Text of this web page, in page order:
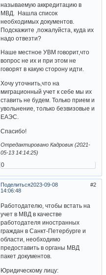
называемую аккредитацию в
МВД. Нашла список
необходимых документов.
Подскажите ,пожалуйста, куда их
надо отвезти?
Наше местное УВМ говорит,что
вопрос не их и при этом не
говорят в какую сторону идти.
Хочу уточнить,что на
миграционный учет к себе мы их
ставить не будем. Только прием и
увольнение, только безвизовые и
ЕАЭС.
Спасибо!
Отредактировано Кадровик (2021-
05-13 14:14:25)
0
Поделиться 2
2023-09-08
14:06:48
Работодателю, чтобы встать на
учет в МВД в качестве
работодателя иностранных
граждан в Санкт-Петербурге и
области, необходимо
предоставить в органы МВД
пакет документов.
Юридическому лицу: